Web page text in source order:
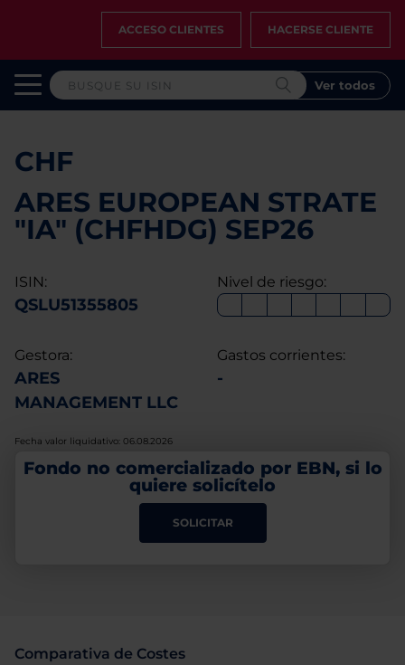
ACCESO CLIENTES HACERSE CLIENTE
Ver todos
CHF
ARES EUROPEAN STRATE
"IA" (CHFHDG) SEP26
ISIN:
QSLU51355805
Nivel de riesgo:
Gestora:
ARES
MANAGEMENT LLC
Gastos corrientes:
-
Fecha valor liquidativo: 06.08.2026
Fondo no comercializado por EBN, si lo
quiere solicítelo
SOLICITAR
Comparativa de Costes